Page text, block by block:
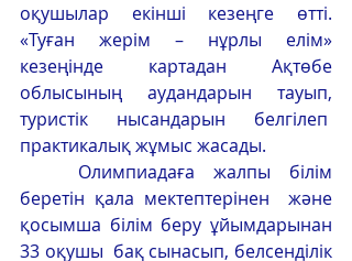
оқушылар екінші кезеңге өтті.
«Туған жерім – нұрлы елім»
кезеңінде картадан Ақтөбе
облысының аудандарын тауып,
туристік нысандарын белгілеп
практикалық жұмыс жасады.
беретін қала мектептерінен  және
қосымша білім беру ұйымдарынан
33 оқушы  бақ сынасып, белсенділік